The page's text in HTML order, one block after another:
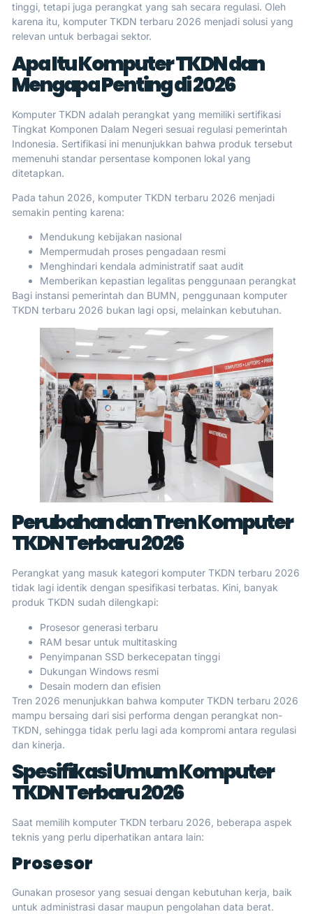
tinggi, tetapi juga perangkat yang sah secara regulasi. Oleh
karena itu, komputer TKDN terbaru 2026 menjadi solusi yang
relevan untuk berbagai sektor.
Apa Itu Komputer TKDN dan
Mengapa Penting di 2026
Komputer TKDN adalah perangkat yang memiliki sertifikasi
Tingkat Komponen Dalam Negeri sesuai regulasi pemerintah
Indonesia. Sertifikasi ini menunjukkan bahwa produk tersebut
memenuhi standar persentase komponen lokal yang
ditetapkan.
Pada tahun 2026, komputer TKDN terbaru 2026 menjadi
semakin penting karena:
Mendukung kebijakan nasional
Mempermudah proses pengadaan resmi
Menghindari kendala administratif saat audit
Memberikan kepastian legalitas penggunaan perangkat
Bagi instansi pemerintah dan BUMN, penggunaan komputer
TKDN terbaru 2026 bukan lagi opsi, melainkan kebutuhan.
Perubahan dan Tren Komputer
TKDN Terbaru 2026
Perangkat yang masuk kategori komputer TKDN terbaru 2026
tidak lagi identik dengan spesifikasi terbatas. Kini, banyak
produk TKDN sudah dilengkapi:
Prosesor generasi terbaru
RAM besar untuk multitasking
Penyimpanan SSD berkecepatan tinggi
Dukungan Windows resmi
Desain modern dan efisien
Tren 2026 menunjukkan bahwa komputer TKDN terbaru 2026
mampu bersaing dari sisi performa dengan perangkat non-
TKDN, sehingga tidak perlu lagi ada kompromi antara regulasi
dan kinerja.
Spesifikasi Umum Komputer
TKDN Terbaru 2026
Saat memilih komputer TKDN terbaru 2026, beberapa aspek
teknis yang perlu diperhatikan antara lain:
Prosesor
Gunakan prosesor yang sesuai dengan kebutuhan kerja, baik
untuk administrasi dasar maupun pengolahan data berat.